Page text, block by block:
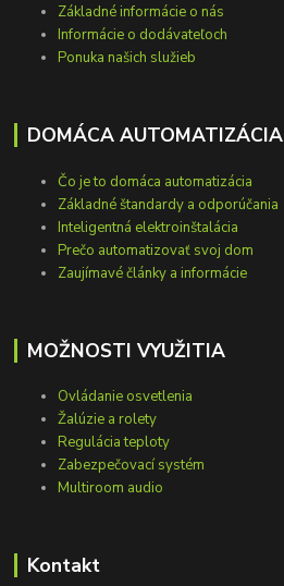
Základné informácie o nás
Informácie o dodávateľoch
Ponuka našich služieb
DOMÁCA AUTOMATIZÁCIA
Čo je to domáca automatizácia
Základné štandardy a odporúčania
Inteligentná elektroinštalácia
Prečo automatizovať svoj dom
Zaujímavé články a informácie
MOŽNOSTI VYUŽITIA
Ovládanie osvetlenia
Žalúzie a rolety
Regulácia teploty
Zabezpečovací systém
Multiroom audio
Kontakt